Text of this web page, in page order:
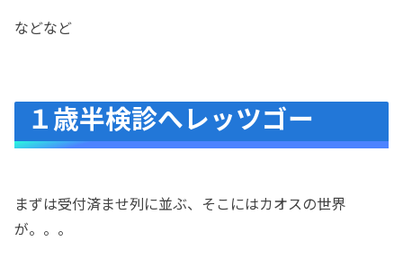
などなど
１歳半検診へレッツゴー
まずは受付済ませ列に並ぶ、そこにはカオスの世界
が。。。